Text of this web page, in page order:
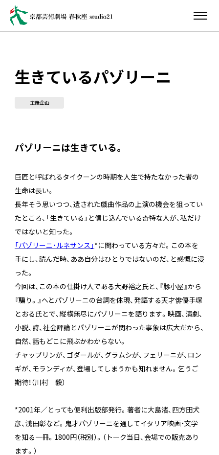
生きているパゾリーニ
主催企画
パゾリーニは生きている。
巨匠と呼ばれるタイクーンの時期を人生で持たなかった者の
生命は長い。
長年そう思いつつ、遺された戯曲作品の上演の機会を狙ってい
たところ、「生きている」と信じ込んでいる奇特な人が、私だけ
ではないと知った。
「パゾリーニ・ルネサンス」 *に関わっている方々だ。この本を
手にし、読んだ時、ああ自分はひとりではないのだ、と感慨に浸
った。
今回は、この本の仕掛け人である大野裕之氏と、『豚小屋』から
『騙り。』へとパゾリーニの台詞を体現、発語する天才俳優手塚
とおる氏とで、縦横無尽にパゾリーニを語ります。映画、演劇、
小説、詩、社会評論とパゾリーニが関わった事象は広大だから、
自然、話もどこに飛ぶかわからない。
チャップリンが、ゴダールが、グラムシが、フェリーニが、ロン
ギが、モランディが、登場してしまうかも知れません。乞うご
期待！（川村 毅）
*2001年／とっても便利出版部発行。著者に大島渚、四方田犬
彦、浅田彰など。鬼才パゾリーニを通してイタリア映画・文学
を知る一冊。1800円（税別）。（トーク当日、会場での販売あり
ます。）